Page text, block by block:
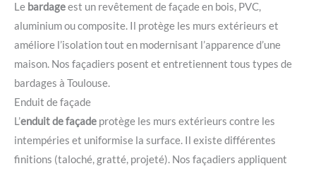
Le bardageest un revêtement de façade en bois, PVC,
aluminium ou composite. Il protège les murs extérieurs et
améliore l’isolation tout en modernisant l’apparence d’une
maison. Nos façadiers posent et entretiennent tous types de
bardages à Toulouse.
Enduit de façade
L’enduit de façade protège les murs extérieurs contre les
intempéries et uniformise la surface. Il existe différentes
finitions (taloché, gratté, projeté). Nos façadiers appliquent